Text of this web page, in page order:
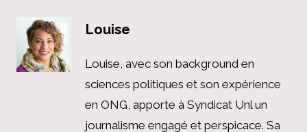
Louise
Louise, avec son background en
sciences politiques et son expérience
en ONG, apporte à Syndicat Unl un
journalisme engagé et perspicace. Sa